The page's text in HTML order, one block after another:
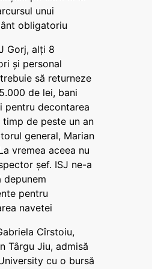
unui
obligatoriu
Gorj, alți 8
și personal
să returneze
de lei, bani
pentru decontarea
timp de peste un an
general, Marian
vremea aceea nu
șef. ISJ ne-a
depunem
pentru
navetei
Cîrstoiu,
Târgu Jiu, admisă
cu o bursă